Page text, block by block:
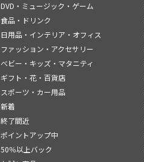
DVD・ミュージック・ゲーム
食品・ドリンク
日用品・インテリア・オフィス
ファッション・アクセサリー
ベビー・キッズ・マタニティ
ギフト・花・百貨店
スポーツ・カー用品
新着
終了間近
ポイントアップ中
50％以上バック